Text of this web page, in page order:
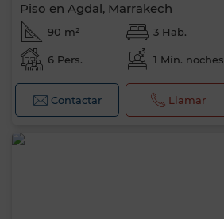
Piso en Agdal, Marrakech
90 m² 3 Hab.
6 Pers. 1 Mín. noches
Contactar Llamar